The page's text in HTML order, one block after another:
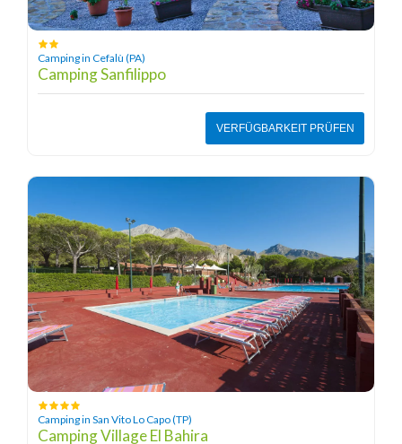
Camping in Cefalù (PA)
Camping Sanfilippo
VERFÜGBARKEIT PRÜFEN
Camping in San Vito Lo Capo (TP)
Camping Village El Bahira